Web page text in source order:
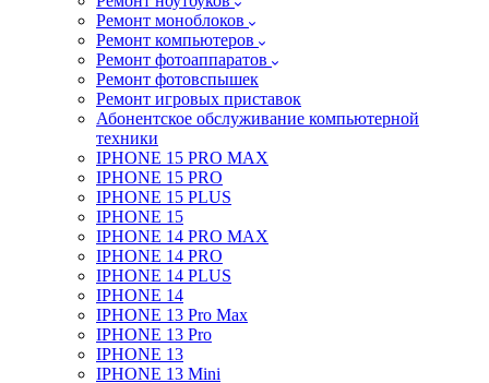
Ремонт моноблоков
Ремонт компьютеров
Ремонт фотоаппаратов
Ремонт фотовспышек
Ремонт игровых приставок
Абонентское обслуживание компьютерной
техники
IPHONE 15 PRO MAX
IPHONE 15 PRO
IPHONE 15 PLUS
IPHONE 15
IPHONE 14 PRO MAX
IPHONE 14 PRO
IPHONE 14 PLUS
IPHONE 14
IPHONE 13 Pro Max
IPHONE 13 Pro
IPHONE 13
IPHONE 13 Mini